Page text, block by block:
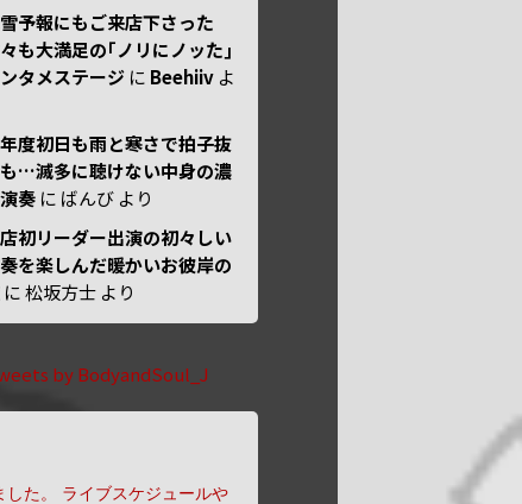
予報にもご来店下さった
も大満足の｢ノリにノッた｣
タメステージ に Beehiiv よ
度初日も雨と寒さで拍子抜
…滅多に聴けない中身の濃
奏 に ばんび より
初リーダー出演の初々しい
を楽しんだ暖かいお彼岸の
に松坂方士 より
by BodyandSoul_J
た。
ライブスケジュールや